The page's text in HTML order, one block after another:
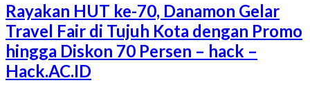
Rayakan HUT ke-70, Danamon Gelar
Travel Fair di Tujuh Kota dengan Promo
hingga Diskon 70 Persen – hack –
Hack.AC.ID